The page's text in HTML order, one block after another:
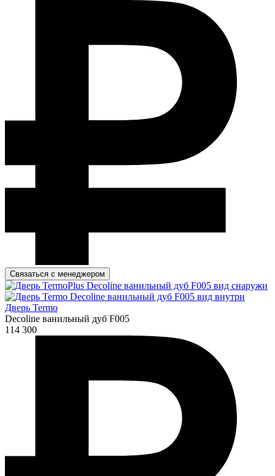
Связаться с менеджером
Дверь Termo
Decoline ванильный дуб F005
114 300